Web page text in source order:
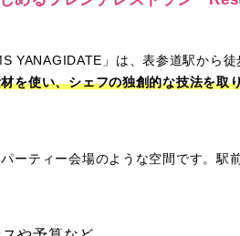
YANAGIDATE」は、表参道駅から
を使い、シェフの独創的な技法を取
ーティー会場のような空間です。駅